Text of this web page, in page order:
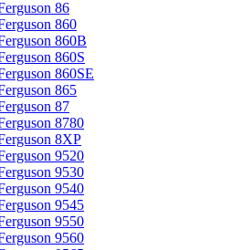
86
860
860B
860S
860SE
865
87
8780
8XP
9520
9530
9540
9545
9550
9560